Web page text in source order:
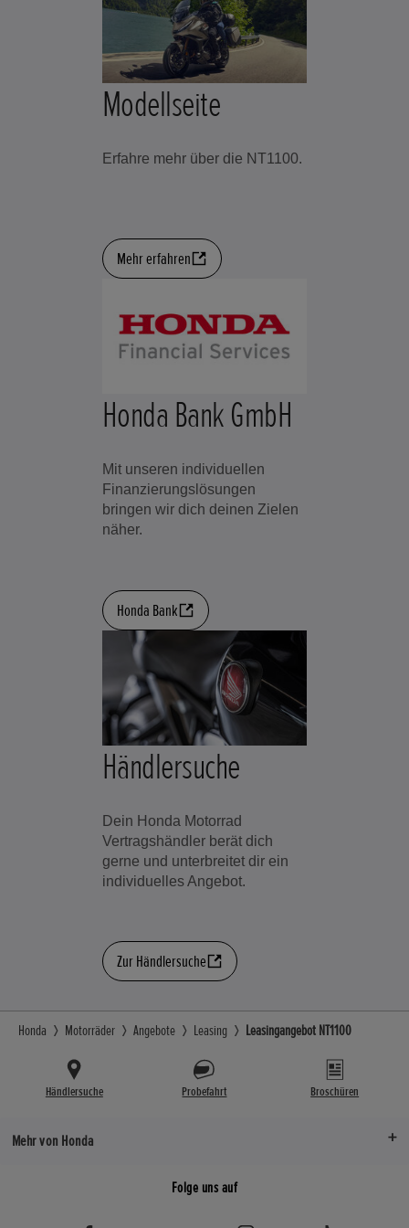
Modellseite
Erfahre mehr über die NT1100.
Mehr erfahren
Honda Bank GmbH
Mit unseren individuellen
Finanzierungslösungen
bringen wir dich deinen Zielen
näher.
Honda Bank
Händlersuche
Dein Honda Motorrad
Vertragshändler berät dich
gerne und unterbreitet dir ein
individuelles Angebot.
Zur Händlersuche
Honda Motorräder Angebote Leasing Leasingangebot NT1100
Händlersuche Probefahrt Broschüren
Mehr von Honda
Folge uns auf